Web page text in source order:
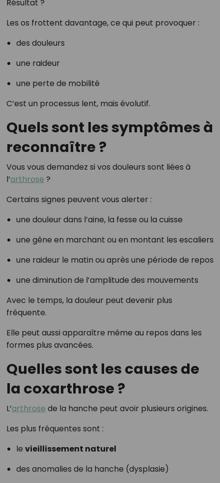
Résultat ?
Les os frottent davantage, ce qui peut provoquer :
des douleurs
une raideur
une perte de mobilité
C’est un processus lent, mais évolutif.
Quels sont les symptômes à
reconnaître ?
Vous vous demandez si vos douleurs sont liées à
l’arthrose ?
Certains signes peuvent vous alerter :
une douleur dans l’aine, la fesse ou la cuisse
une gêne en marchant ou en montant les escaliers
une raideur le matin ou après une période de repos
une diminution de l’amplitude des mouvements
Avec le temps, la douleur peut devenir plus
fréquente.
Elle peut aussi apparaître même au repos dans les
formes plus avancées.
Quelles sont les causes de
la coxarthrose ?
L’arthrose de la hanche peut avoir plusieurs origines.
Les plus fréquentes sont :
le vieillissement naturel
des anomalies de la hanche (dysplasie)